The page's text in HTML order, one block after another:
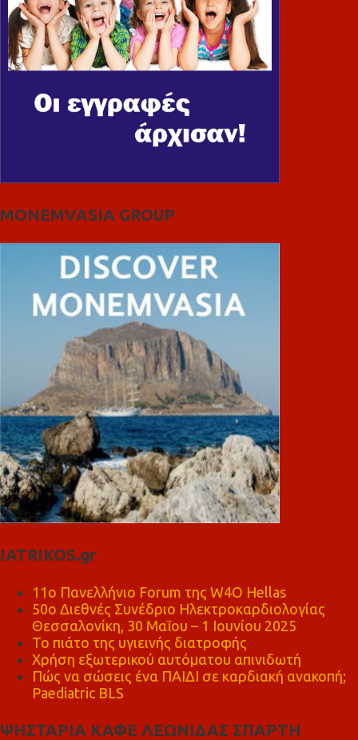
MONEMVASIA GROUP
IATRIKOS.gr
11ο Πανελλήνιο Forum της W4O Hellas
50ο Διεθνές Συνέδριο Ηλεκτροκαρδιολογίας
Θεσσαλονίκη, 30 Μαΐου – 1 Ιουνίου 2025
Το πιάτο της υγιεινής διατροφής
Χρήση εξωτερικού αυτόματου απινιδωτή
Πώς να σώσεις ένα ΠΑΙΔΙ σε καρδιακή ανακοπή;
Paediatric BLS
ΨΗΣΤΑΡΙΑ ΚΑΦΕ ΛΕΩΝΙΔΑΣ ΣΠΑΡΤΗ